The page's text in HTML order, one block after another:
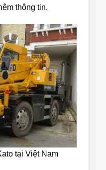
thông tin.
tại Việt Nam